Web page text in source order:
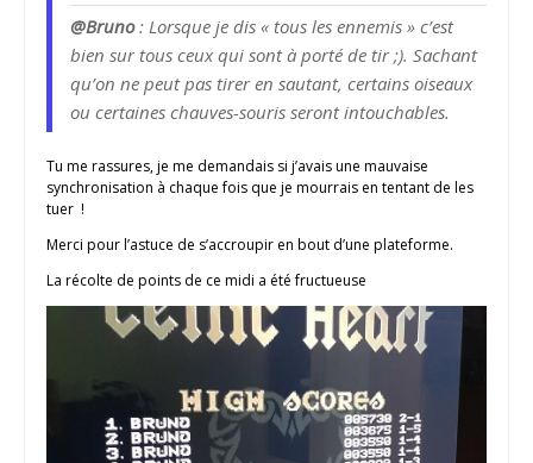
@Bruno: Lorsque je dis « tous les ennemis » c’est
bien sur tous ceux qui sont à porté de tir ;). Sachant
qu’on ne peut pas tirer en sautant, certains oiseaux
ou certaines chauves-souris seront intouchables.
Tu me rassures, je me demandais si j’avais une mauvaise
synchronisation à chaque fois que je mourrais en tentant de les
tuer !
Merci pour l’astuce de s’accroupir en bout d’une plateforme.
La récolte de points de ce midi a été fructueuse